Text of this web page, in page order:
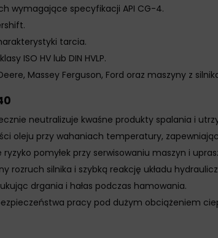
wymagające specyfikacji API CG-4.
tarcia.
ISO HV lub DIN HVLP.
Massey Ferguson, Ford oraz maszyny z
neutralizuje kwaśne produkty spalania i
oleju przy wahaniach temperatury,
pomyłek przy serwisowaniu maszyn i
rozruch silnika i szybką reakcję układu
drgania i hałas podczas hamowania.
pracy pod dużym obciążeniem